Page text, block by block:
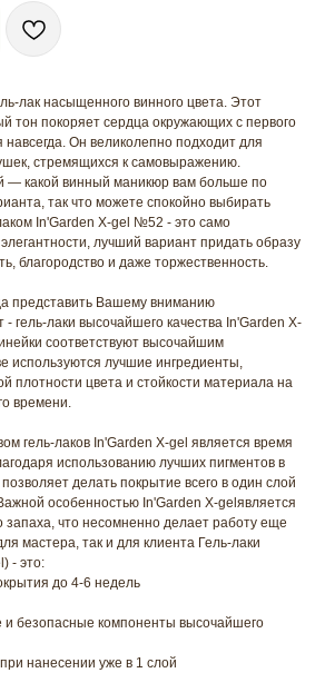
лак насыщенного винного цвета. Этот
тон покоряет сердца окружающих с первого
навсегда. Он великолепно подходит для
стремящихся к самовыражению.
— какой винный маникюр вам больше по
так что можете спокойно выбирать
In'Garden X-gel №52 - это само
лучший вариант придать образу
благородство и даже торжественность.
представить Вашему вниманию
гель-лаки высочайшего качества In'Garden X-
соответствуют высочайшим
используются лучшие ингредиенты,
плотности цвета и стойкости материала на
времени.
гель-лаков In'Garden X-gel является время
использованию лучших пигментов в
делать покрытие всего в один слой
особенностью In'Garden X-gelявляется
запаха, что несомненно делает работу еще
мастера, так и для клиента Гель-лаки
- это:
до 4-6 недель
безопасные компоненты высочайшего
нанесении уже в 1 слой